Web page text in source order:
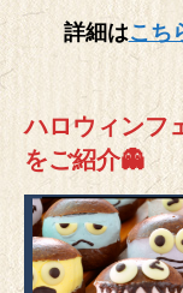
詳細はこち
ハロウィンフ
をご紹介👻